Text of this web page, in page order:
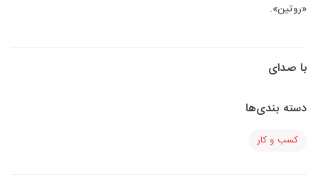
«روتین».
با صدای
دسته بندی‌ها
کسب و کار